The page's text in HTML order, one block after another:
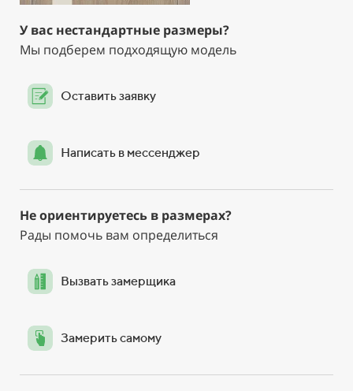
У вас нестандартные размеры?
Мы подберем подходящую модель
Оставить заявку
Написать в мессенджер
Не ориентируетесь в размерах?
Рады помочь вам определиться
Вызвать замерщика
Замерить самому